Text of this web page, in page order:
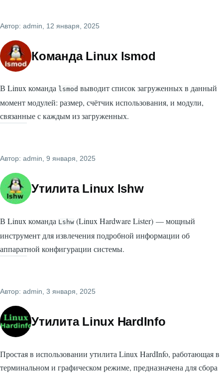
Автор: admin , 12 января, 2025
Команда Linux lsmod
В Linux команда lsmod выводит список загруженных в данный
момент модулей: размер, счётчик использования, и модули,
связанные с каждым из загруженных.
Автор: admin, 9 января, 2025
Утилита Linux lshw
В Linux команда Lshw (Linux Hardware Lister) — мощный
инструмент для извлечения подробной информации об
аппаратной конфигурации системы.
Автор: admin, 3 января, 2025
Утилита Linux HardInfo
Простая в использовании утилита Linux HardInfo, работающая в
терминальном и графическом режиме, предназначена для сбора